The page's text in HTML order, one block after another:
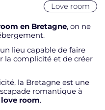
Love room
en Bretagne, on ne
un lieu capable de faire
la complicité et de créer
la Bretagne est une
romantique à
room.